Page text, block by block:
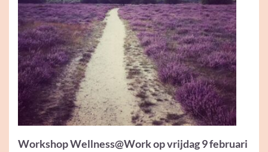
Workshop Wellness@Work op vrijdag 9 februari